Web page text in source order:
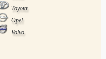
Toyota
Opel
Volvo